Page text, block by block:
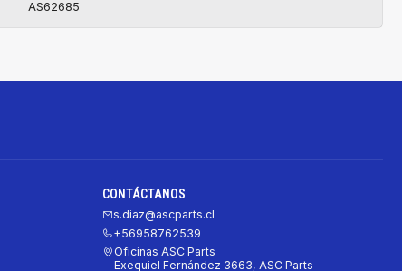
AS62685
CONTÁCTANOS
s.diaz@ascparts.cl
+56958762539
Oficinas ASC Parts
Exequiel Fernández 3663, ASC Parts